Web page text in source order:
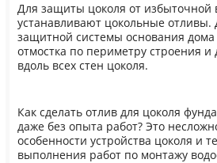
Для защиты цоколя от избыточной
устанавливают цокольные
защитной системы основания дома
отмостка по периметру строения и
вдоль всех стен цоколя.
Как сделать отлив для цоколя
даже без опыта работ? Это
особенности устройства цоколя и
выполнения работ по монтажу